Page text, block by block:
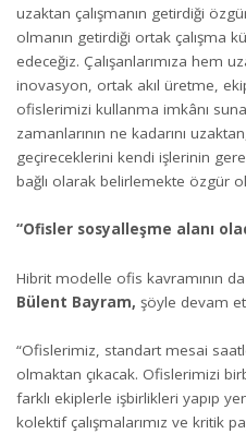
uzaktan çalışmanın getirdiği
olmanın getirdiği ortak çalışma
edeceğiz. Çalışanlarımıza hem
inovasyon, ortak akıl üretme,
ofislerimizi kullanma imkânı
zamanlarının ne kadarını
geçireceklerini kendi işlerinin
bağlı olarak belirlemekte özgür
“Ofisler sosyalleşme alanı
Hibrit modelle ofis kavramının
Bülent Bayram, şöyle devam
“Ofislerimiz, standart mesai
olmaktan çıkacak. Ofislerimizi
farklı ekiplerle işbirlikleri yapıp
kolektif çalışmalarımız ve kritik